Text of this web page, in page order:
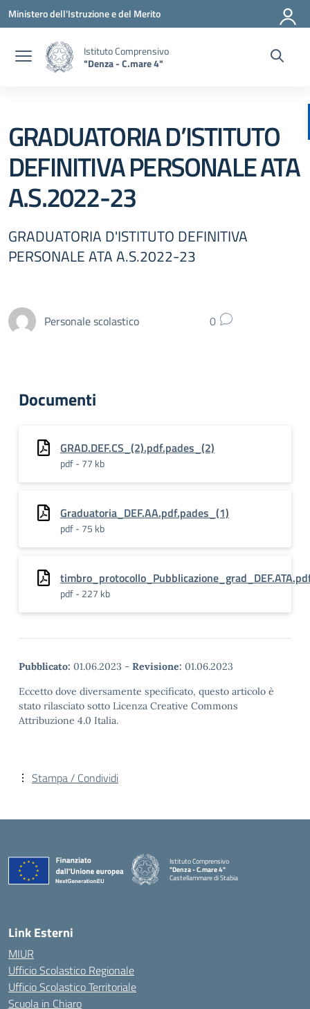
Vai ai contenuti
Vai al menu di navigazione
Vai al footer
Ministero dell'Istruzione e del Merito
Istituto Comprensivo
"Denza - C.mare 4"
GRADUATORIA D’ISTITUTO
DEFINITIVA PERSONALE ATA
A.S.2022-23
GRADUATORIA D'ISTITUTO DEFINITIVA
PERSONALE ATA A.S.2022-23
Personale scolastico 0
Documenti
GRAD.DEF.CS_(2).pdf.pades_(2)
pdf - 77 kb
Graduatoria_DEF.AA.pdf.pades_(1)
pdf - 75 kb
pdf - 227 kb
Pubblicato: 01.06.2023 - Revisione: 01.06.2023
Eccetto dove diversamente specificato, questo articolo è
stato rilasciato sotto Licenza Creative Commons
Attribuzione 4.0 Italia.
Stampa / Condividi
Istituto Comprensivo
"Denza - C.mare 4"
Castellammare di Stabia
Link Esterni
MIUR
Ufficio Scolastico Regionale
Ufficio Scolastico Territoriale
Scuola in Chiaro